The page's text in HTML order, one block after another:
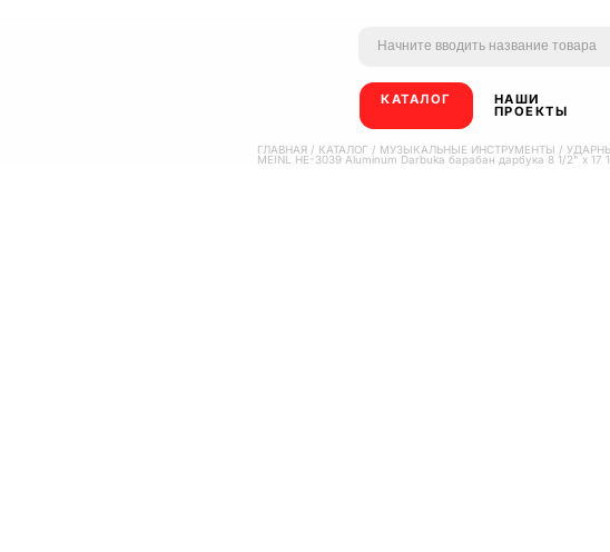
КАТАЛОГ НАШИ
ПРОЕКТЫ
ГЛАВНАЯ / КАТАЛОГ / МУЗЫКАЛЬНЫЕ ИНСТРУМЕНТЫ /
MEINL HE-3039 Aluminum Darbuka барабан дарбука 8 1/2" x